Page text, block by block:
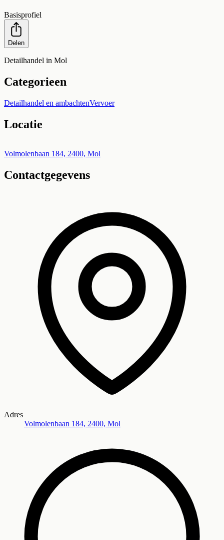
Basisprofiel
Delen
Detailhandel in Mol
Categorieen
Detailhandel en ambachtenVervoer
Locatie
+
−
Volmolenbaan 184, 2400, Mol
Contactgegevens
Adres
Volmolenbaan 184, 2400, Mol